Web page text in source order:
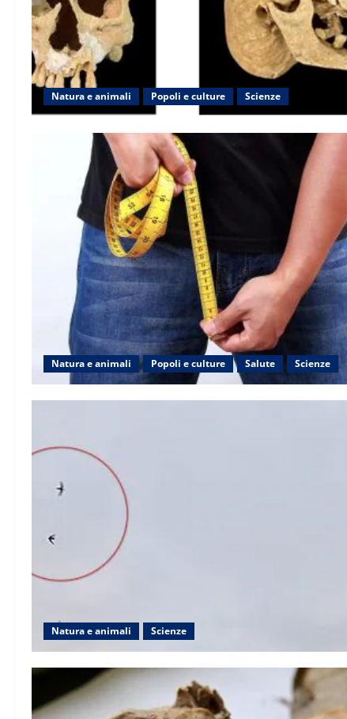
Natura e animali Popoli e culture Scienze
Natura e animali Popoli e culture Salute Scienze
Natura e animali Scienze